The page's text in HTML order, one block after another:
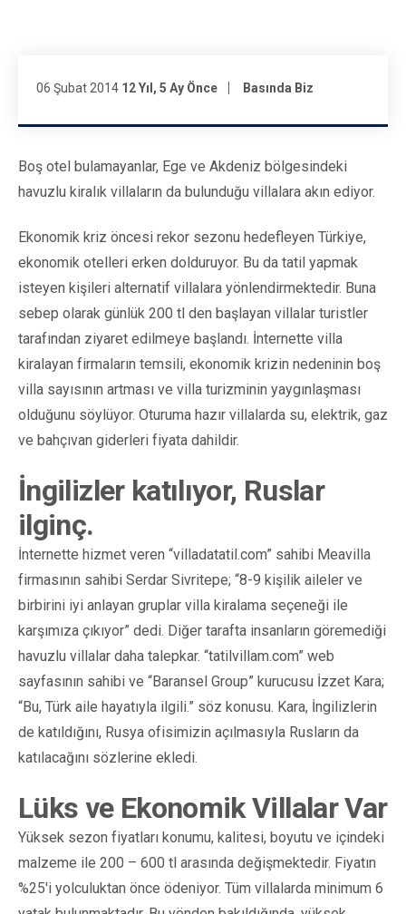
06 Şubat 2014 12 Yıl, 5 Ay Önce Basında Biz
Boş otel bulamayanlar, Ege ve Akdeniz bölgesindeki
havuzlu kiralık villaların da bulunduğu villalara akın ediyor.
Ekonomik kriz öncesi rekor sezonu hedefleyen Türkiye,
ekonomik otelleri erken dolduruyor. Bu da tatil yapmak
isteyen kişileri alternatif villalara yönlendirmektedir. Buna
sebep olarak günlük 200 tl den başlayan villalar turistler
tarafından ziyaret edilmeye başlandı. İnternette villa
kiralayan firmaların temsili, ekonomik krizin nedeninin boş
villa sayısının artması ve villa turizminin yaygınlaşması
olduğunu söylüyor. Oturuma hazır villalarda su, elektrik, gaz
ve bahçıvan giderleri fiyata dahildir.
İngilizler katılıyor, Ruslar
ilginç.
İnternette hizmet veren “villadatatil.com” sahibi Meavilla
firmasının sahibi Serdar Sivritepe; “8-9 kişilik aileler ve
birbirini iyi anlayan gruplar villa kiralama seçeneği ile
karşımıza çıkıyor” dedi. Diğer tarafta insanların göremediği
havuzlu villalar daha talepkar. “tatilvillam.com” web
sayfasının sahibi ve “Baransel Group” kurucusu İzzet Kara;
“Bu, Türk aile hayatıyla ilgili.” söz konusu. Kara, İngilizlerin
de katıldığını, Rusya ofisimizin açılmasıyla Rusların da
katılacağını sözlerine ekledi.
Lüks ve Ekonomik Villalar Var
Yüksek sezon fiyatları konumu, kalitesi, boyutu ve içindeki
malzeme ile 200 – 600 tl arasında değişmektedir. Fiyatın
%25'i yolculuktan önce ödeniyor. Tüm villalarda minimum 6